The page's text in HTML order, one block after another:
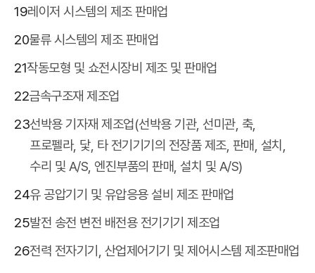
19레이저 시스템의 제조 판매업
20물류 시스템의 제조 판매업
21작동모형 및 쇼전시장비 제조 및 판매업
22금속구조재 제조업
23선박용 기자재 제조업(선박용 기관, 선미관, 축,
프로펠라, 닻, 타 전기기기의 전장품 제조, 판매, 설치,
수리 및 A/S, 엔진부품의 판매, 설치 및 A/S)
24유 공압기기 및 유압응용 설비 제조 판매업
25발전 송전 변전 배전용 전기기기 제조업
26전력 전자기기, 산업제어기기 및 제어시스템 제조판매업